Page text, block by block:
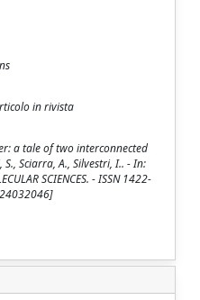
in rivista
a tale of two interconnected
Sciarra, A., Silvestri, I.. - In:
SCIENCES. - ISSN 1422-